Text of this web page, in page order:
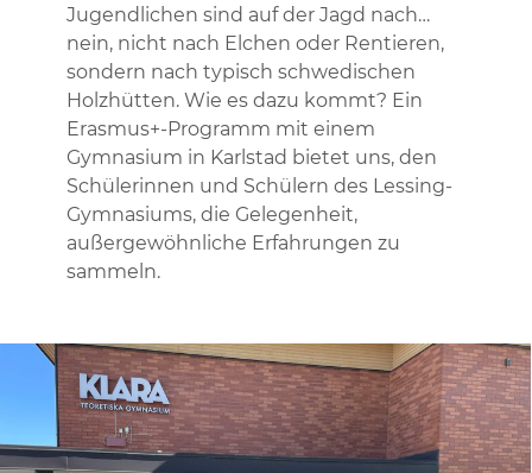
Jugendlichen sind auf der Jagd nach…
nein, nicht nach Elchen oder Rentieren,
sondern nach typisch schwedischen
Holzhütten. Wie es dazu kommt? Ein
Erasmus+-Programm mit einem
Gymnasium in Karlstad bietet uns, den
Schülerinnen und Schülern des Lessing-
Gymnasiums, die Gelegenheit,
außergewöhnliche Erfahrungen zu
sammeln.